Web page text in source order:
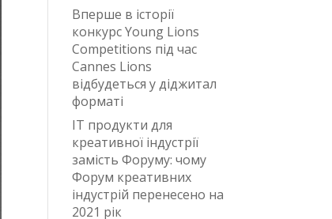
Вперше в історії
конкурс Young Lions
Competitions під час
Cannes Lions
відбудеться у діджитал
форматі
IT продукти для
креативної індустрії
замість Форуму: чому
Форум креативних
індустрій перенесено на
2021 рік